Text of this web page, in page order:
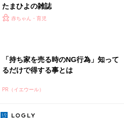
たまひよの雑誌
赤ちゃん・育児
「持ち家を売る時のNG行為」知って
るだけで得する事とは
PR（イエウール）